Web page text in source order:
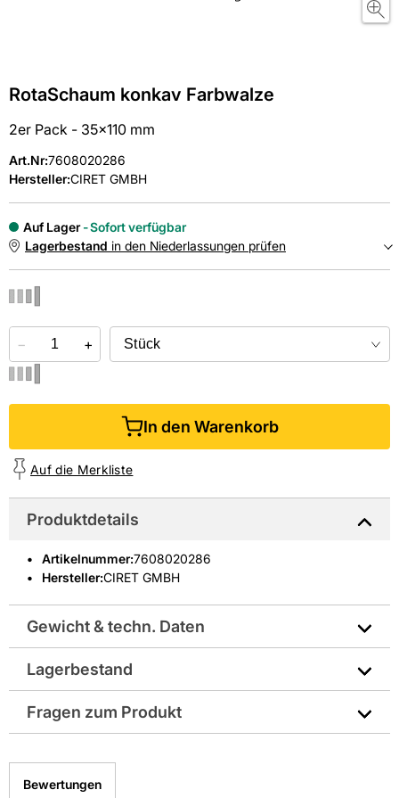
RotaSchaum konkav Farbwalze
2er Pack - 35x110 mm
Art.Nr:7608020286
Hersteller:CIRET GMBH
Auf Lager
Sofort verfügbar
Lagerbestand in den Niederlassungen prüfen
Online kaufen &kostenlos
− +
In den Warenkorb
Auf die Merkliste
Produktdetails
Artikelnummer:7608020286
Hersteller:CIRET GMBH
Gewicht & techn. Daten
Hersteller-Art.-Nr.: 50469-306-04
EAN: 4013307702108
Lagerbestand
Fragen zum Produkt
weitergeleitet zu werden. Wir werden Ihre Anfrage
Bewertungen